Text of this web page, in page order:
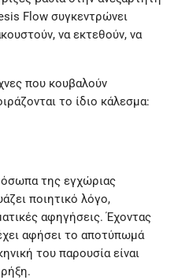
Flow συγκεντρώνει
να εκτεθούν, να
που κουβαλούν
το ίδιο κάλεσμα:
της εγχώριας
ποιητικό λόγο,
αφηγήσεις. Έχοντας
αφήσει το αποτύπωμά
του παρουσία είναι